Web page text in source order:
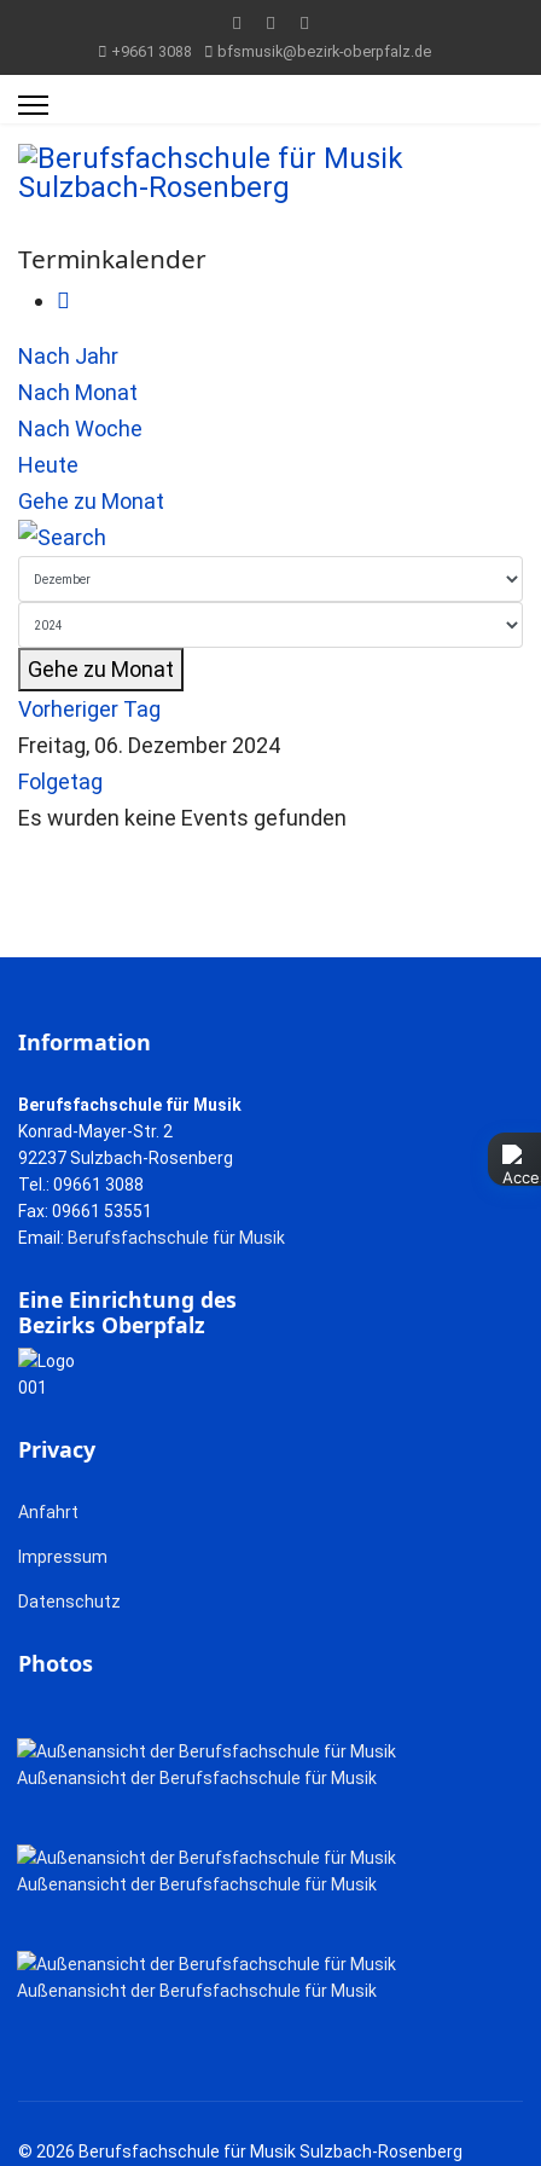
+9661 3088 bfsmusik@bezirk-oberpfalz.de
Terminkalender
Nach Jahr
Nach Monat
Nach Woche
Heute
Gehe zu Monat
Gehe zu Monat
Vorheriger Tag
Freitag, 06. Dezember 2024
Folgetag
Es wurden keine Events gefunden
Information
Berufsfachschule für Musik
Konrad-Mayer-Str. 2
92237 Sulzbach-Rosenberg
Tel.: 09661 3088
Fax: 09661 53551
Email: Berufsfachschule für Musik
Eine Einrichtung des
Bezirks Oberpfalz
Privacy
Anfahrt
Impressum
Datenschutz
Photos
Außenansicht der Berufsfachschule für Musik
Außenansicht der Berufsfachschule für Musik
Außenansicht der Berufsfachschule für Musik
© 2026 Berufsfachschule für Musik Sulzbach-Rosenberg